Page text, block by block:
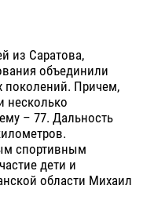
из Саратова,
объединили
поколений. Причем,
несколько
– 77. Дальность
спортивным
дети и
области Михаил